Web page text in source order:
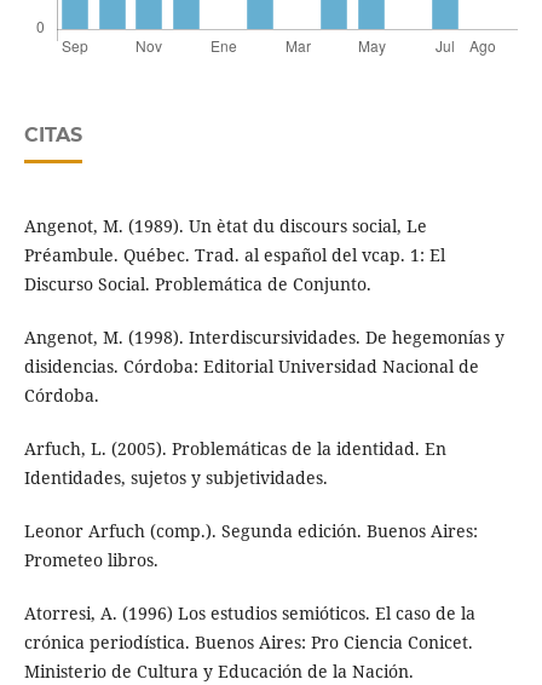
CITAS
Angenot, M. (1989). Un ètat du discours social, Le
Préambule. Québec. Trad. al español del vcap. 1: El
Discurso Social. Problemática de Conjunto.
Angenot, M. (1998). Interdiscursividades. De hegemonías y
disidencias. Córdoba: Editorial Universidad Nacional de
Córdoba.
Arfuch, L. (2005). Problemáticas de la identidad. En
Identidades, sujetos y subjetividades.
Leonor Arfuch (comp.). Segunda edición. Buenos Aires:
Prometeo libros.
Atorresi, A. (1996) Los estudios semióticos. El caso de la
crónica periodística. Buenos Aires: Pro Ciencia Conicet.
Ministerio de Cultura y Educación de la Nación.